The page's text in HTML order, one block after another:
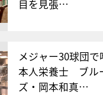
目を見張…
メジャー30球団で
本人栄養士 ブル
ズ・岡本和真…